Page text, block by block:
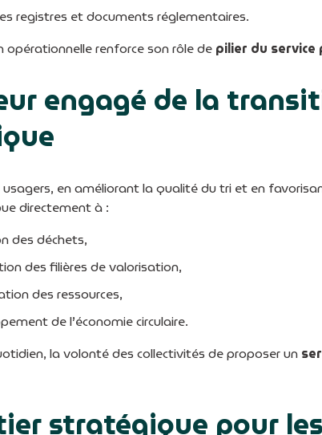
registres et documents réglementaires.
opérationnelle renforce son rôle de pilier du service
engagé de la
en améliorant la qualité du tri et en
directement à :
des déchets,
des filières de valorisation,
des ressources,
de l’économie circulaire.
la volonté des collectivités de proposer un
stratégique pour